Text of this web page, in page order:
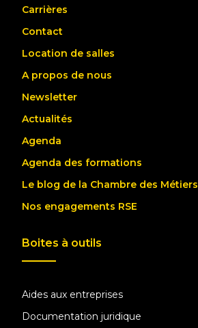
Carrières
Contact
Location de salles
A propos de nous
Newsletter
Actualités
Agenda
Agenda des formations
Le blog de la Chambre des Métiers
Nos engagements RSE
Boites à outils
Aides aux entreprises
Documentation juridique